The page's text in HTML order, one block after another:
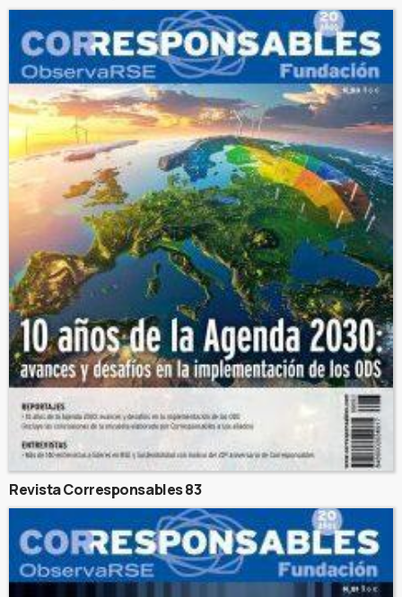
Revista Corresponsables 83